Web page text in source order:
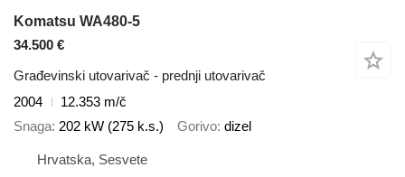
Komatsu WA480-5
34.500 €
Građevinski utovarivač - prednji utovarivač
2004
12.353 m/č
Snaga 202 kW (275 k.s.) Gorivo dizel
Hrvatska, Sesvete